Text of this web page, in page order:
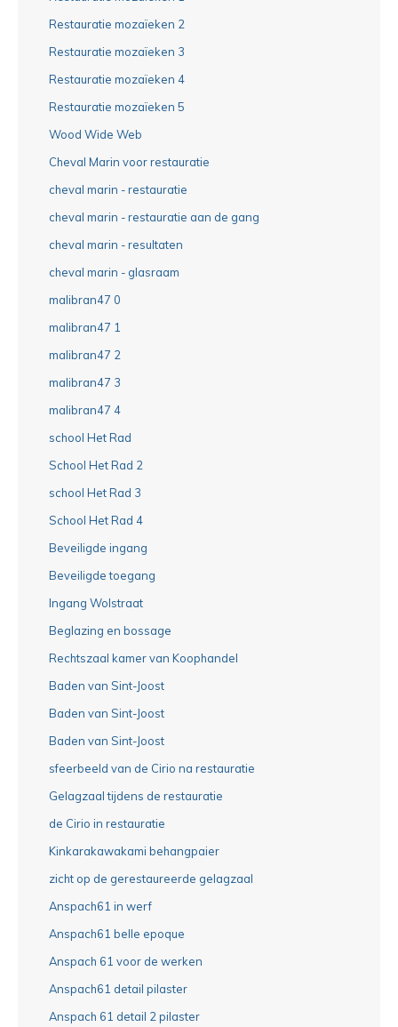
Restauratie mozaïeken 2
Restauratie mozaïeken 3
Restauratie mozaïeken 4
Restauratie mozaïeken 5
Wood Wide Web
Cheval Marin voor restauratie
cheval marin - restauratie
cheval marin - restauratie aan de gang
cheval marin - resultaten
cheval marin - glasraam
malibran47 0
malibran47 1
malibran47 2
malibran47 3
malibran47 4
school Het Rad
School Het Rad 2
school Het Rad 3
School Het Rad 4
Beveiligde ingang
Beveiligde toegang
Ingang Wolstraat
Beglazing en bossage
Rechtszaal kamer van Koophandel
Baden van Sint-Joost
Baden van Sint-Joost
Baden van Sint-Joost
sfeerbeeld van de Cirio na restauratie
Gelagzaal tijdens de restauratie
de Cirio in restauratie
Kinkarakawakami behangpaier
zicht op de gerestaureerde gelagzaal
Anspach61 in werf
Anspach61 belle epoque
Anspach 61 voor de werken
Anspach61 detail pilaster
Anspach 61 detail 2 pilaster